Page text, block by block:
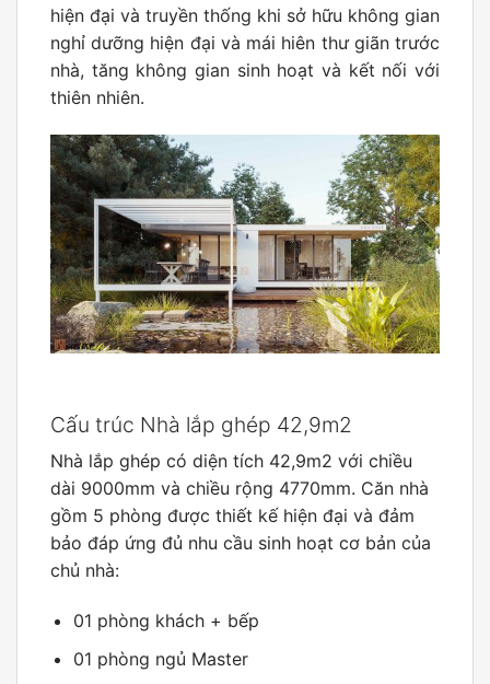
hiện đại và truyền thống khi sở hữu không gian
nghỉ dưỡng hiện đại và mái hiên thư giãn trước
nhà, tăng không gian sinh hoạt và kết nối với
thiên nhiên.
Cấu trúc Nhà lắp ghép 42,9m2
Nhà lắp ghép có diện tích 42,9m2 với chiều
dài 9000mm và chiều rộng 4770mm. Căn nhà
gồm 5 phòng được thiết kế hiện đại và đảm
bảo đáp ứng đủ nhu cầu sinh hoạt cơ bản của
chủ nhà:
01 phòng khách + bếp
01 phòng ngủ Master